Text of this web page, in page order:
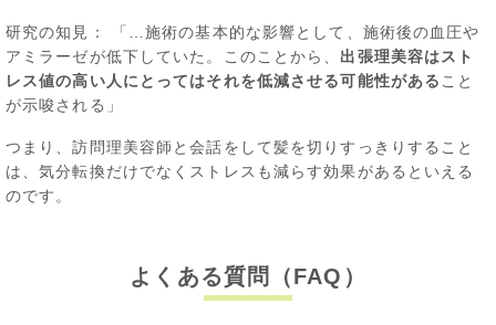
研究の知見： 「…施術の基本的な影響として、施術後の血圧や
アミラーゼが低下していた。このことから、 出張理美容はスト
レス値の高い人にとってはそれを低減させる可能性がある こと
が示唆される」
つまり、訪問理美容師と会話をして髪を切りすっきりすること
は、気分転換だけでなくストレスも減らす効果があるといえる
のです。
よくある質問（FAQ）